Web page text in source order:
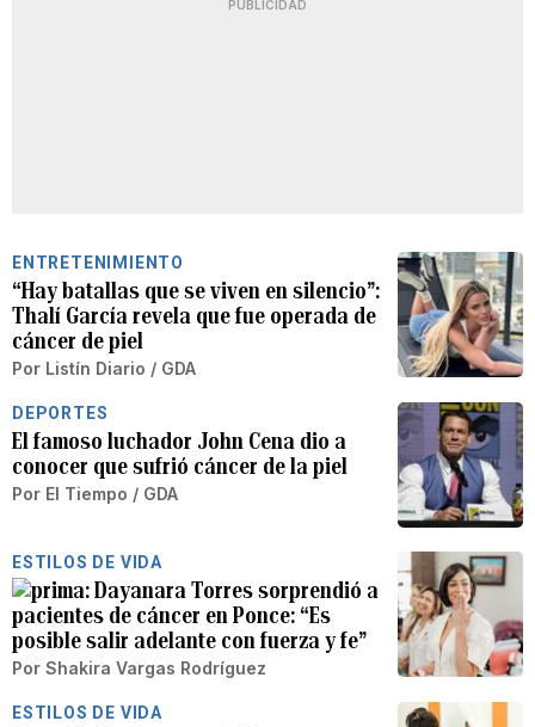
PUBLICIDAD
ENTRETENIMIENTO
“Hay batallas que se viven en silencio”:
Thalí García revela que fue operada de
cáncer de piel
Por Listín Diario / GDA
DEPORTES
El famoso luchador John Cena dio a
conocer que sufrió cáncer de la piel
Por El Tiempo / GDA
ESTILOS DE VIDA
Dayanara Torres sorprendió a
pacientes de cáncer en Ponce: “Es
posible salir adelante con fuerza y fe”
Por Shakira Vargas Rodríguez
ESTILOS DE VIDA